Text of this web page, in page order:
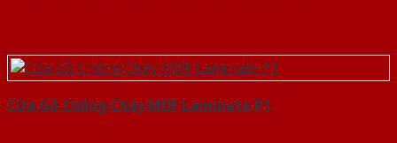
Cửa Gỗ Chống Cháy MDF Laminate P1